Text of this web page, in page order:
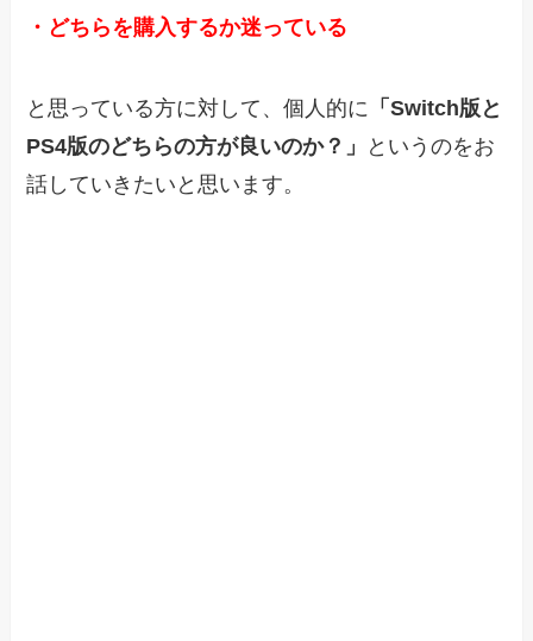
・どちらを購入するか迷っている
と思っている方に対して、個人的に 「Switch版と
PS4版のどちらの方が良いのか？」
というのをお
話していきたいと思います。